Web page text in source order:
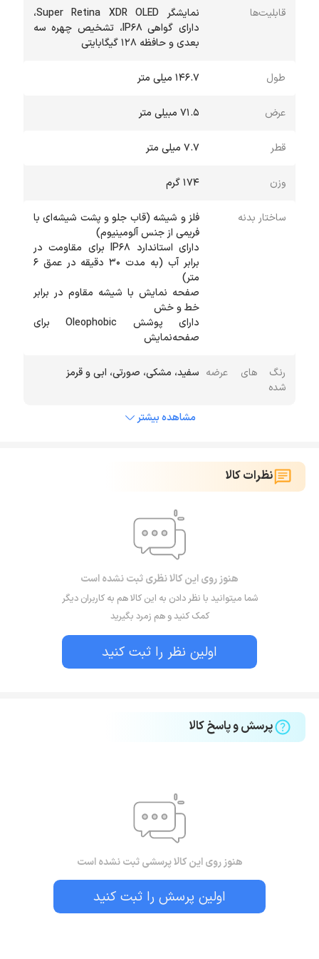
قابلیت‌ها
نمایشگر Super Retina XDR OLED،
دارای گواهی IP68، تشخیص چهره سه
بعدی و حافظه 128 گیگابایتی
طول 146.7 میلی متر
عرض 71.5 مبیلی متر
قطر 7.7 میلی متر
وزن 174 گرم
ساختار بدنه
فلز و شیشه (قاب جلو و پشت شیشه‌ای با
فریمی از جنس آلومینیوم)
دارای استاندارد IP68 برای مقاومت در
برابر آب (به مدت 30 دقیقه در عمق 6
متر)
صفحه نمایش با شیشه مقاوم در برابر
خط و خش
دارای پوشش Oleophobic برای
صفحه‌نمایش
رنگ های عرضه
شده
سفید، مشکی، صورتی، ابی و قرمز
مشاهده بیشتر
نظرات کالا
هنوز روی این کالا نظری ثبت نشده است
شما میتوانید با نظر دادن به این کالا هم به کاربران دیگر
کمک کنید و هم زمرد بگیرید
اولین نظر را ثبت کنید
پرسش و پاسخ کالا
هنوز روی این کالا پرسشی ثبت نشده است
اولین پرسش را ثبت کنید